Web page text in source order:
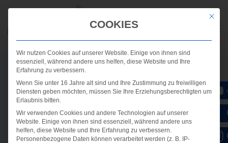
Mit
COOKIES
Wir nutzen Cookies auf unserer Website. Einige von ihnen sind
essenziell, während andere uns helfen, diese Website und Ihre
Erfahrung zu verbessern.
Wenn Sie unter 16 Jahre alt sind und Ihre Zustimmung zu freiwilligen
Diensten geben möchten, müssen Sie Ihre Erziehungsberechtigten um
Erlaubnis bitten.
Wir verwenden Cookies und andere Technologien auf unserer
Website. Einige von ihnen sind essenziell, während andere uns
helfen, diese Website und Ihre Erfahrung zu verbessern.
Personenbezogene Daten können verarbeitet werden (z. B. IP-